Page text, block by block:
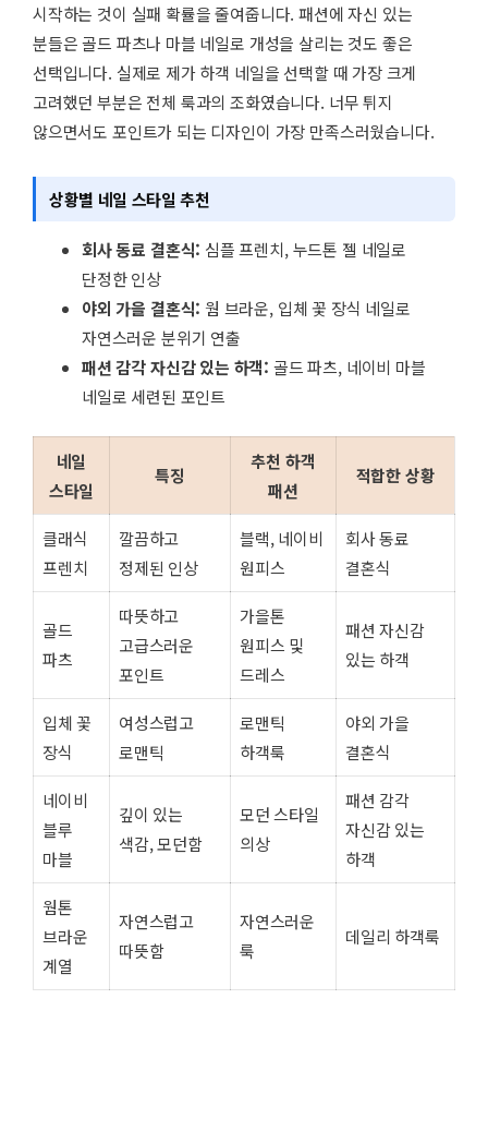
시작하는 것이 실패 확률을 줄여줍니다. 패션에 자신 있는
분들은 골드 파츠나 마블 네일로 개성을 살리는 것도 좋은
선택입니다. 실제로 제가 하객 네일을 선택할 때 가장 크게
고려했던 부분은 전체 룩과의 조화였습니다. 너무 튀지
않으면서도 포인트가 되는 디자인이 가장 만족스러웠습니다.
상황별 네일 스타일 추천
회사 동료 결혼식: 심플 프렌치, 누드톤 젤 네일로
단정한 인상
야외 가을 결혼식: 웜 브라운, 입체 꽃 장식 네일로
자연스러운 분위기 연출
패션 감각 자신감 있는 하객: 골드 파츠, 네이비 마블
네일로 세련된 포인트
네일
스타일
특징
추천 하객
패션
적합한 상황
클래식
프렌치
깔끔하고
정제된 인상
블랙, 네이비
원피스
회사 동료
결혼식
골드
파츠
따뜻하고
고급스러운
포인트
가을톤
원피스 및
드레스
패션 자신감
있는 하객
입체 꽃
장식
여성스럽고
로맨틱
로맨틱
하객룩
야외 가을
결혼식
네이비
블루
마블
깊이 있는
색감, 모던함
모던 스타일
의상
패션 감각
자신감 있는
하객
웜톤
브라운
계열
자연스럽고
따뜻함
자연스러운
룩
데일리 하객룩